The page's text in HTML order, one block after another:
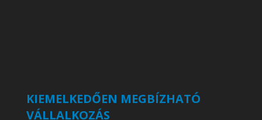
KIEMELKEDŐEN MEGBÍZHATÓ
VÁLLALKOZÁS